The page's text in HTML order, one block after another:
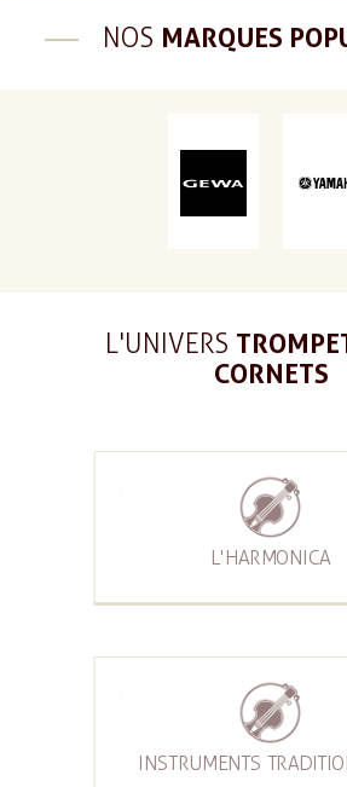
NOS MARQUES
L'UNIVERS
CORNETS
L'HARMONICA
INSTRUMENTS